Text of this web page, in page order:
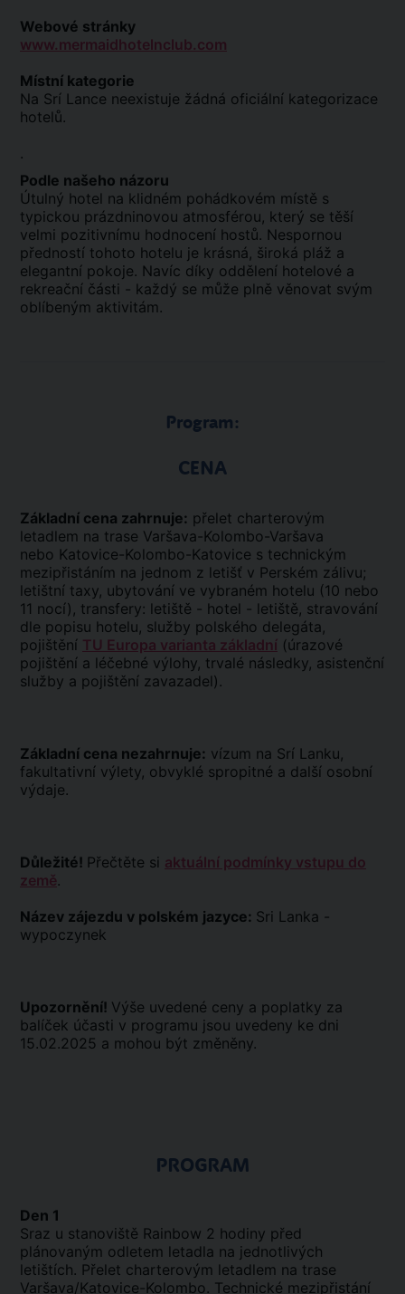
Webové stránky
www.mermaidhotelnclub.com
Místní kategorie
Na Srí Lance neexistuje žádná oficiální kategorizace
hotelů.
.
Podle našeho názoru
Útulný hotel na klidném pohádkovém místě s
typickou prázdninovou atmosférou, který se těší
velmi pozitivnímu hodnocení hostů. Nespornou
předností tohoto hotelu je krásná, široká pláž a
elegantní pokoje. Navíc díky oddělení hotelové a
rekreační části - každý se může plně věnovat svým
oblíbeným aktivitám.
Program:
CENA
Základní cena zahrnuje: přelet charterovým
letadlem na trase Varšava-Kolombo-Varšava
nebo Katovice-Kolombo-Katovice s technickým
mezipřistáním na jednom z letišť v Perském zálivu;
letištní taxy, ubytování ve vybraném hotelu (10 nebo
11 nocí), transfery: letiště - hotel - letiště, stravování
dle popisu hotelu, služby polského delegáta,
pojištění TU Europa varianta základní (úrazové
pojištění a léčebné výlohy, trvalé následky, asistenční
služby a pojištění zavazadel).
Základní cena nezahrnuje: vízum na Srí Lanku,
fakultativní výlety, obvyklé spropitné a další osobní
výdaje.
Důležité! Přečtěte si aktuální podmínky vstupu do
země.
Název zájezdu v polském jazyce: Sri Lanka -
wypoczynek
Upozornění! Výše uvedené ceny a poplatky za
balíček účasti v programu jsou uvedeny ke dni
15.02.2025 a mohou být změněny.
PROGRAM
Den 1
Sraz u stanoviště Rainbow 2 hodiny před
plánovaným odletem letadla na jednotlivých
letištích. Přelet charterovým letadlem na trase
Varšava/Katovice-Kolombo. Technické mezipřistání